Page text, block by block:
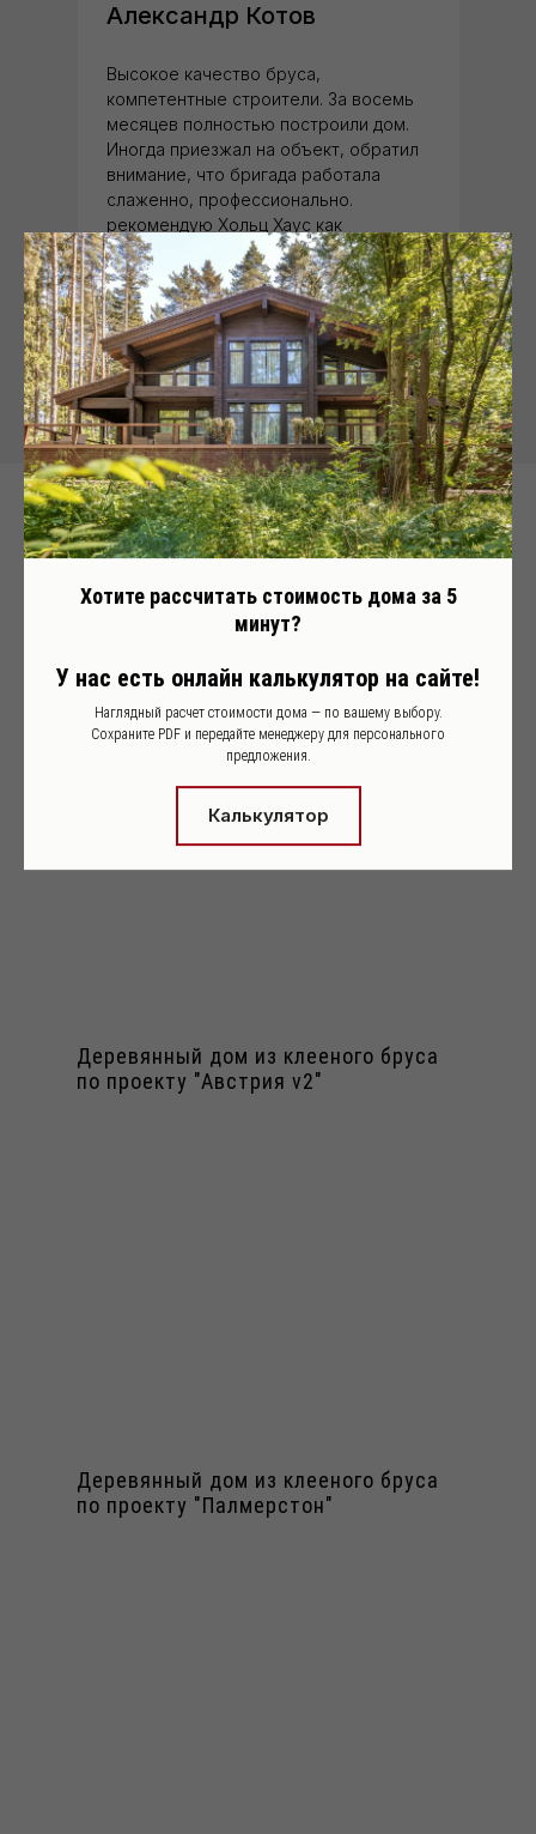
Александр Котов
Высокое качество бруса,
компетентные строители. За восемь
месяцев полностью построили дом.
Иногда приезжал на объект, обратил
внимание, что бригада работала
слаженно, профессионально.
рекомендую Хольц Хаус как
надежную компанию.
Деревянные дома и
другие объекты
построенные компанией
Holz House
Деревянный дом из клееного бруса
по проекту "Австрия v2"
Деревянный дом из клееного бруса
по проекту "Палмерстон"
Хотите рассчитать стоимость дома за 5
минут?
У нас есть онлайн калькулятор на сайте!
Наглядный расчет стоимости дома — по вашему выбору.
Сохраните PDF и передайте менеджеру для персонального
предложения.
Калькулятор